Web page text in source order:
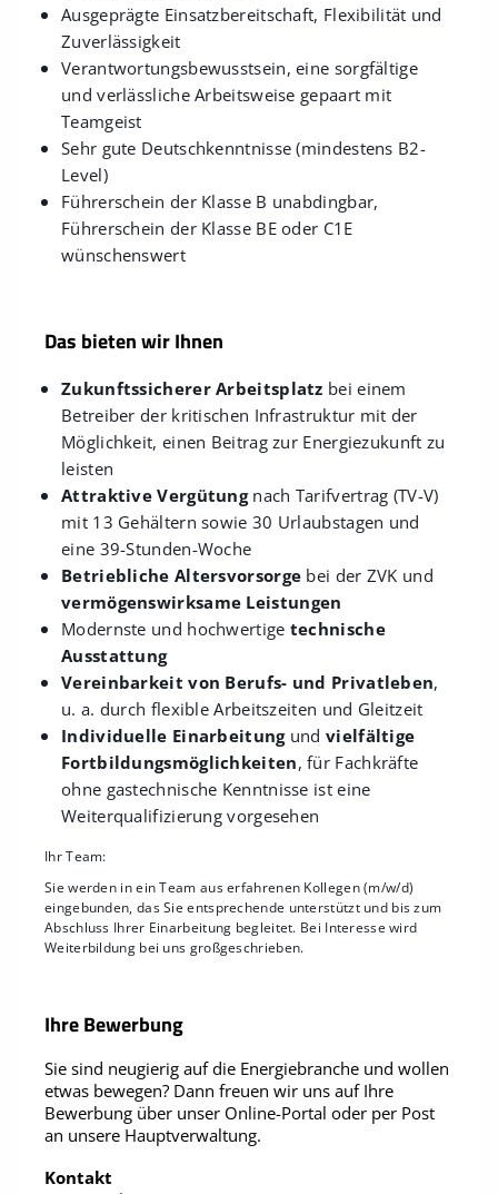
Ausgeprägte Einsatzbereitschaft, Flexibilität und
Zuverlässigkeit
Verantwortungsbewusstsein, eine sorgfältige
und verlässliche Arbeitsweise gepaart mit
Teamgeist
Sehr gute Deutschkenntnisse (mindestens B2-
Level)
Führerschein der Klasse B unabdingbar,
Führerschein der Klasse BE oder C1E
wünschenswert
Das bieten wir Ihnen
Zukunftssicherer Arbeitsplatz bei einem
Betreiber der kritischen Infrastruktur mit der
Möglichkeit, einen Beitrag zur Energiezukunft zu
leisten
Attraktive Vergütungnach Tarifvertrag (TV-V)
mit 13 Gehältern sowie 30 Urlaubstagen und
eine 39-Stunden-Woche
Betriebliche Altersvorsorge bei der ZVK und
vermögenswirksame Leistungen
Modernste und hochwertige technische
Ausstattung
Vereinbarkeit von Berufs- und Privatleben,
u. a. durch flexible Arbeitszeiten und Gleitzeit
Individuelle Einarbeitungund vielfältige
Fortbildungsmöglichkeiten, für Fachkräfte
ohne gastechnische Kenntnisse ist eine
Weiterqualifizierung vorgesehen
Ihr Team:
Sie werden in ein Team aus erfahrenen Kollegen (m/w/d)
eingebunden, das Sie entsprechende unterstützt und bis zum
Abschluss Ihrer Einarbeitung begleitet. Bei Interesse wird
Weiterbildung bei uns großgeschrieben.
Ihre Bewerbung
Sie sind neugierig auf die Energiebranche und wollen
etwas bewegen? Dann freuen wir uns auf Ihre
Bewerbung über unser Online-Portal oder per Post
an unsere Hauptverwaltung.
Kontakt